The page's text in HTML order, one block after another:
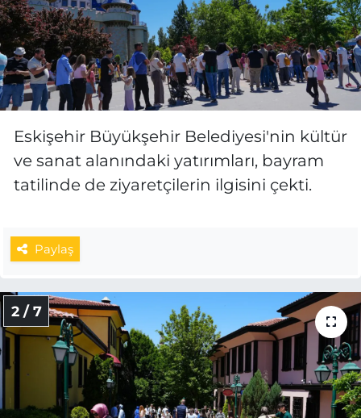
Eskişehir Büyükşehir Belediyesi'nin kültür
ve sanat alanındaki yatırımları, bayram
tatilinde de ziyaretçilerin ilgisini çekti.
Paylaş
2 / 7